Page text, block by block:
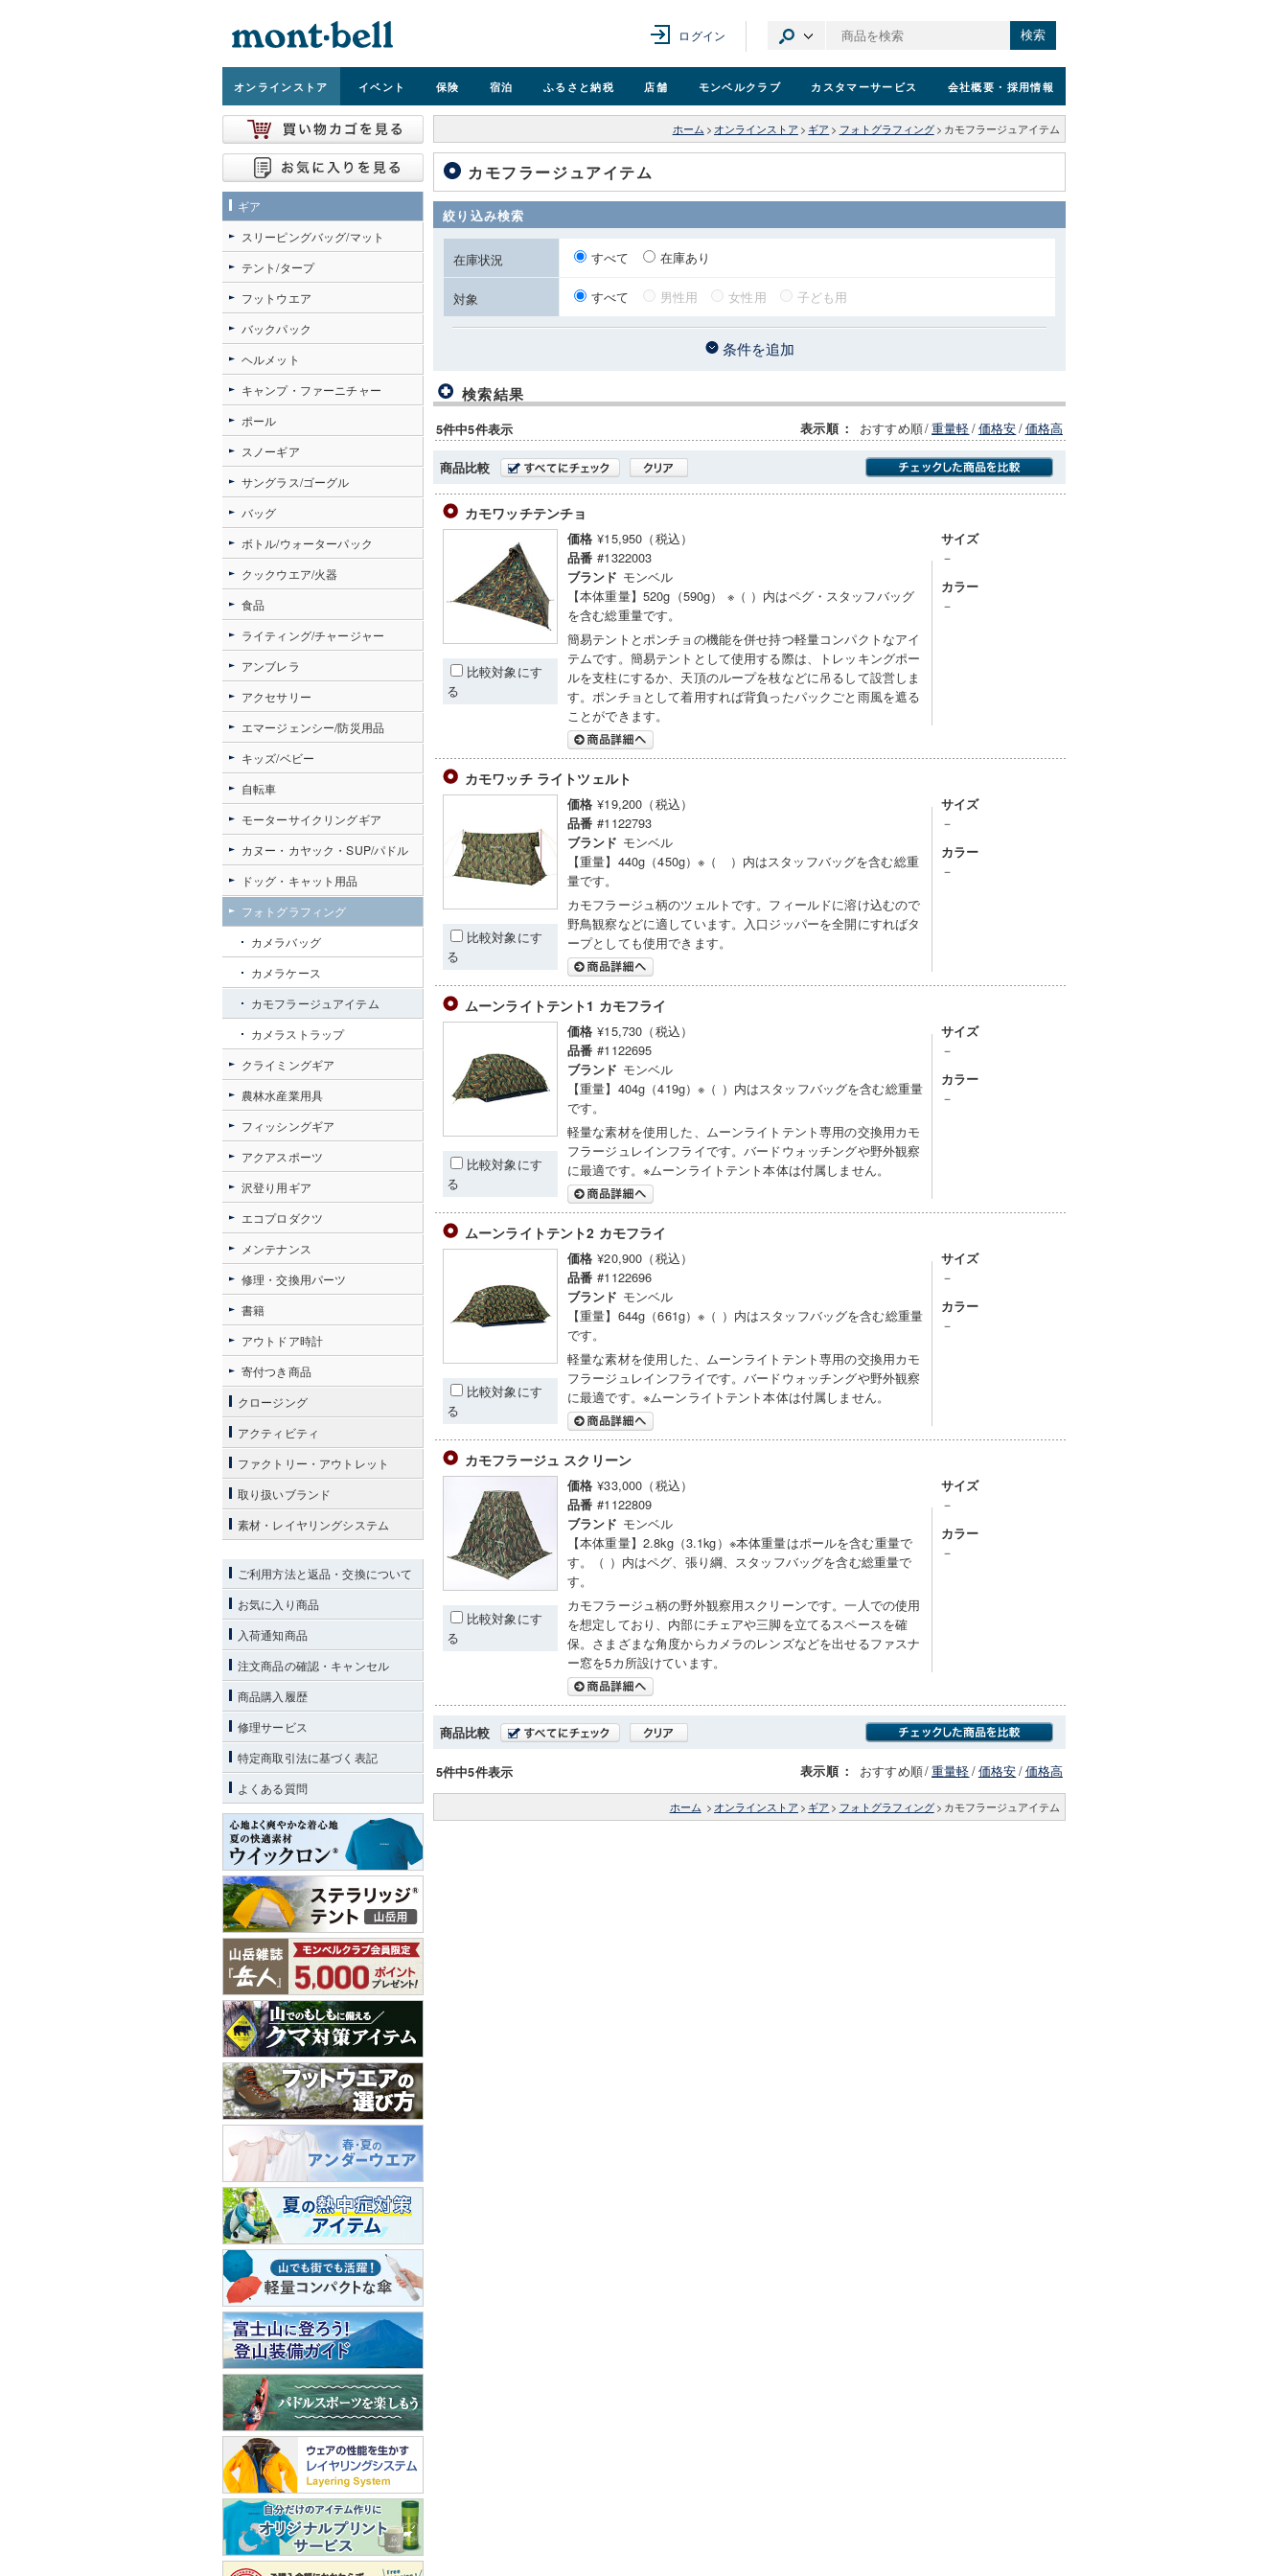
ログイン 検索
オンラインストア イベント 保険 宿泊 ふるさと納税 店舗 モンベルクラブ カスタマーサービス 会社概要 ・採用情報
ホーム > オンラインストア > ギア > フォトグラフィング > カモフラージュアイテム
カモフラージュアイテム
絞り込み検索
在庫状況 すべて 在庫あり
対象 すべて 男性用 女性用 子ども用
条件を追加
検索結果
5件中5件表示 表示順 ： おすすめ順/重量軽/価格安/価格高
商品比較
カモワッチテンチョ
比較対象にす
る
価格 ¥15,950（税込）
品番 #1322003
ブランド モンベル
【本体重量】520g（590g） ※（ ）内はペグ・スタッフバッグ
を含む総重量です。
簡易テントとポンチョの機能を併せ持つ軽量コンパクトなアイ
テムです。簡易テントとして使用する際は、トレッキングポー
ルを支柱にするか、天頂のループを枝などに吊るして設営しま
す。ポンチョとして着用すれば背負ったパックごと雨風を遮る
ことができます。
サイズ
－
カラー
－
カモワッチ ライトツェルト
比較対象にす
る
価格 ¥19,200（税込）
品番 #1122793
ブランド モンベル
【重量】440g（450g）※（ ）内はスタッフバッグを含む総重
量です。
カモフラージュ柄のツェルトです。フィールドに溶け込むので
野鳥観察などに適しています。入口ジッパーを全開にすればタ
ープとしても使用できます。
サイズ
－
カラー
－
ムーンライトテント1 カモフライ
比較対象にす
る
価格 ¥15,730（税込）
品番 #1122695
ブランド モンベル
【重量】404g（419g）※（ ）内はスタッフバッグを含む総重量
です。
軽量な素材を使用した、ムーンライトテント専用の交換用カモ
フラージュレインフライです。バードウォッチングや野外観察
に最適です。※ムーンライトテント本体は付属しません。
サイズ
－
カラー
－
ムーンライトテント2 カモフライ
比較対象にす
る
価格 ¥20,900（税込）
品番 #1122696
ブランド モンベル
【重量】644g（661g）※（ ）内はスタッフバッグを含む総重量
です。
軽量な素材を使用した、ムーンライトテント専用の交換用カモ
フラージュレインフライです。バードウォッチングや野外観察
に最適です。※ムーンライトテント本体は付属しません。
サイズ
－
カラー
－
カモフラージュ スクリーン
比較対象にす
る
価格 ¥33,000（税込）
品番 #1122809
ブランド モンベル
【本体重量】2.8kg（3.1kg）※本体重量はポールを含む重量で
す。（ ）内はペグ、張り綱、スタッフバッグを含む総重量で
す。
カモフラージュ柄の野外観察用スクリーンです。一人での使用
を想定しており、内部にチェアや三脚を立てるスペースを確
保。さまざまな角度からカメラのレンズなどを出せるファスナ
ー窓を5カ所設けています。
サイズ
－
カラー
－
商品比較
5件中5件表示 表示順 ： おすすめ順/重量軽/価格安/価格高
ホーム > オンラインストア > ギア > フォトグラフィング > カモフラージュアイテム
ギア
スリーピングバッグ/マット
テント/タープ
フットウエア
バックパック
ヘルメット
キャンプ・ファーニチャー
ポール
スノーギア
サングラス/ゴーグル
バッグ
ボトル/ウォーターパック
クックウエア/火器
食品
ライティング/チャージャー
アンブレラ
アクセサリー
エマージェンシー/防災用品
キッズ/ベビー
自転車
モーターサイクリングギア
カヌー・カヤック・SUP/パドル
ドッグ・キャット用品
フォトグラフィング
カメラバッグ
カメラケース
カモフラージュアイテム
カメラストラップ
クライミングギア
農林水産業用具
フィッシングギア
アクアスポーツ
沢登り用ギア
エコプロダクツ
メンテナンス
修理・交換用パーツ
書籍
アウトドア時計
寄付つき商品
クロージング
アクティビティ
ファクトリー・アウトレット
取り扱いブランド
素材・レイヤリングシステム
ご利用方法と返品・交換について
お気に入り商品
入荷通知商品
注文商品の確認・キャンセル
商品購入履歴
修理サービス
特定商取引法に基づく表記
よくある質問